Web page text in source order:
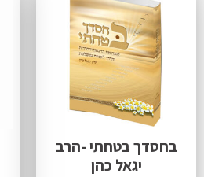
בחסדך בטחתי -הרב
יגאל כהן